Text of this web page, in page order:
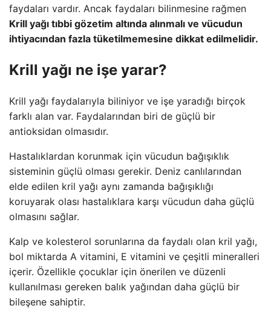
faydaları vardır. Ancak faydaları bilinmesine rağmen
Krill yağı tıbbi gözetim altında alınmalı ve vücudun
ihtiyacından fazla tüketilmemesine dikkat edilmelidir.
Krill yağı ne işe yarar?
Krill yağı faydalarıyla biliniyor ve işe yaradığı birçok
farklı alan var. Faydalarından biri de güçlü bir
antioksidan olmasıdır.
Hastalıklardan korunmak için vücudun bağışıklık
sisteminin güçlü olması gerekir. Deniz canlılarından
elde edilen kril yağı aynı zamanda bağışıklığı
koruyarak olası hastalıklara karşı vücudun daha güçlü
olmasını sağlar.
Kalp ve kolesterol sorunlarına da faydalı olan kril yağı,
bol miktarda A vitamini, E vitamini ve çeşitli mineralleri
içerir. Özellikle çocuklar için önerilen ve düzenli
kullanılması gereken balık yağından daha güçlü bir
bileşene sahiptir.